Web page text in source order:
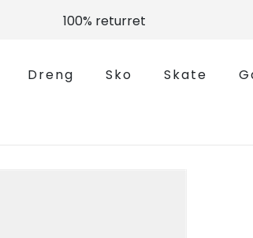
100% returret
Dreng Sko Skate